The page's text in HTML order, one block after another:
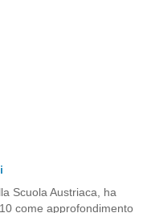
Scuola Austriaca, ha
come approfondimento